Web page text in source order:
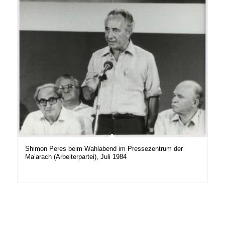
Shimon Peres beim Wahlabend im Pressezentrum der
Ma’arach (Arbeiterpartei), Juli 1984